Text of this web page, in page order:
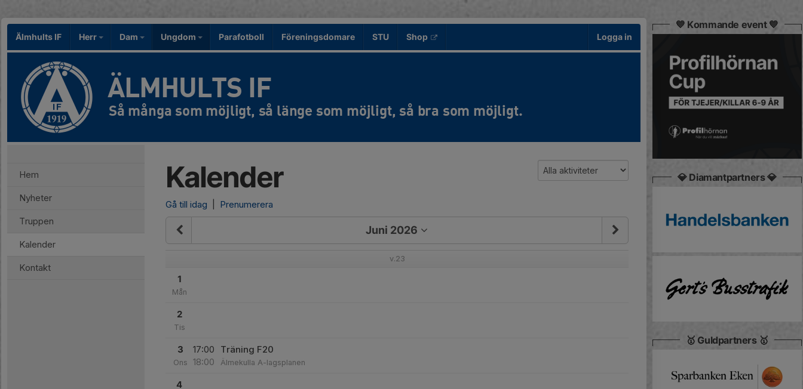
Älmhults IF Herr Dam Ungdom Parafotboll Föreningsdomare STU Shop Logga in
ÄLMHULTS IF
Hem
Nyheter
Truppen
Kalender
Kontakt
Kalender
Gå till idag Prenumerera
Juni 2026
v.23
1
Mån
2
Tis
3
Ons
17:00
18:00
Träning F20
Älmekulla A-lagsplanen
4
💙 Kommande event 💙
💎 Diamantpartners 💎
🥇 Guldpartners 🥇